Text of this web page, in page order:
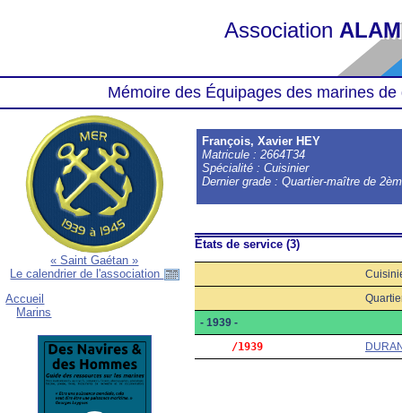
Association
Mémoire des Équipages des marines
« Saint Gaétan »
Le calendrier de l'association
Accueil
Marins
François, Xavier HEY
Matricule : 2664T34
Spécialité : Cuisinier
Dernier grade : Quartier-maître de
États de service (3)
- 1939 -
     /1939